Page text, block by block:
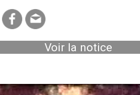
Voir la notice